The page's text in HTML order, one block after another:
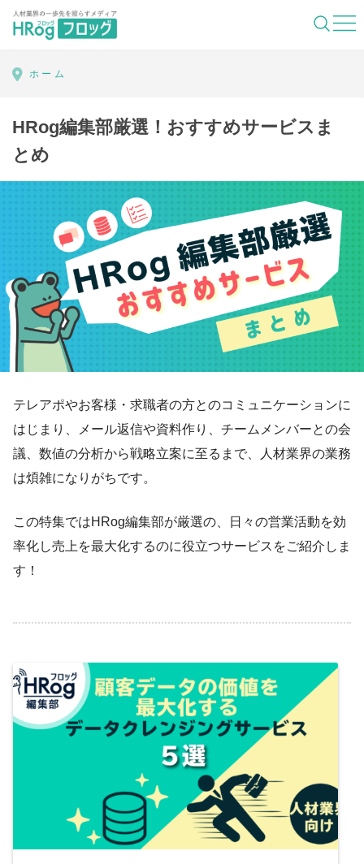
HRog | 人材業界の一歩先を照らすメディ
ホーム
HRog編集部厳選！おすすめサービスま
とめ
テレアポやお客様・求職者の方とのコミュニケーションに
はじまり、メール返信や資料作り、チームメンバーとの会
議、数値の分析から戦略立案に至るまで、人材業界の業務
は煩雑になりがちです。
この特集ではHRog編集部が厳選の、日々の営業活動を効
率化し売上を最大化するのに役立つサービスをご紹介しま
す！